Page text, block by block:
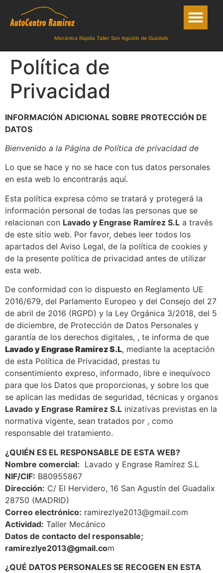
Mecánica Rápida Taller San Agustín de Guadalix
Política de
Privacidad
INFORMACIÓN ADICIONAL SOBRE PROTECCIÓN DE
DATOS
Bienvenido a la Página de Política de privacidad de
Lo que se hace y no se hace con tus datos personales
en esta web lo encontrarás aquí.
Esta política expresa cómo se tratará y protegerá la
información personal de todas las personas que se
relacionan con Lavado y Engrase Ramírez S.L a través
de este sitio web. Por favor, debes leer todos los
apartados del Aviso Legal, de la política de cookies y
de la presente política de privacidad antes de utilizar
esta web.
De conformidad con lo dispuesto en Reglamento UE
2016/679, del Parlamento Europeo y del Consejo del 27
de abril de 2016 (RGPD) y la Ley Orgánica 3/2018, del 5
de diciembre, de Protección de Datos Personales y
garantía de los derechos digitales, , te informa de que
Lavado y Engrase Ramírez S.L, mediante la aceptación
de esta Política de Privacidad, prestas tu
consentimiento expreso, informado, libre e inequívoco
para que los Datos que proporcionas, y sobre los que
se aplican las medidas de seguridad, técnicas y organos
Lavado y Engrase Ramírez S.L inizativas previstas en la
normativa vigente, sean tratados por , como
responsable del tratamiento.
¿QUIÉN ES EL RESPONSABLE DE ESTA WEB?
Nombre comercial: Lavado y Engrase Ramírez S.L
NIF/CIF: B80955867
Dirección: C/ El Hervidero, 16 San Agustín del Guadalix
28750 (MADRID)
Correo electrónico: ramirezlye2013@gmail.com
Actividad: Taller Mecánico
Datos de contacto del responsable;
ramirezlye2013@gmail.com
¿QUÉ DATOS PERSONALES SE RECOGEN EN ESTA